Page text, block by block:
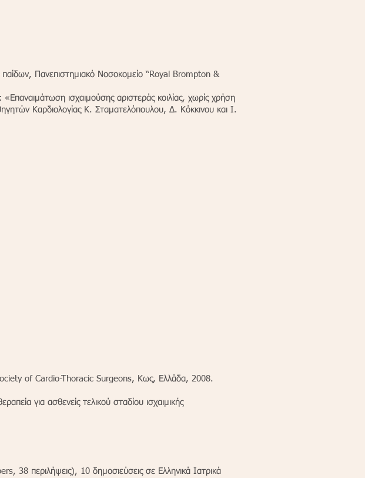
Πανεπιστημιακό Νοσοκομείο “Royal Brompton &
ισχαιμούσης αριστεράς κοιλίας, χωρίς χρήση
Καρδιολογίας Κ. Σταματελόπουλου, Δ. Κόκκινου και Ι.
of Cardio-Thoracic Surgeons, Κως, Ελλάδα, 2008.
για ασθενείς τελικού σταδίου ισχαιμικής
38 περιλήψεις), 10 δημοσιεύσεις σε Ελληνικά Ιατρικά